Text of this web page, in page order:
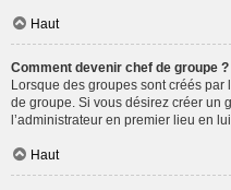
Haut
Comment devenir chef de groupe ?
Lorsque des groupes sont créés par
de groupe. Si vous désirez créer un
l’administrateur en premier lieu en
Haut